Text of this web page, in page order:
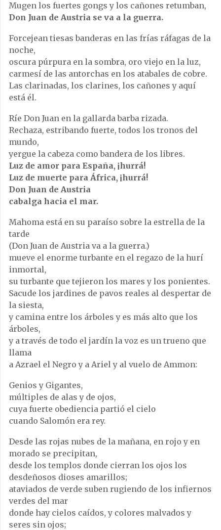
Mugen los fuertes gongs y los cañones retumban,
Don Juan de Austria se va a la guerra.
Forcejean tiesas banderas en las frías ráfagas de la
noche,
oscura púrpura en la sombra, oro viejo en la luz,
carmesí de las antorchas en los atabales de cobre.
Las clarinadas, los clarines, los cañones y aquí
está él.
Ríe Don Juan en la gallarda barba rizada.
Rechaza, estribando fuerte, todos los tronos del
mundo,
yergue la cabeza como bandera de los libres.
Luz de amor para España, ¡hurrá!
Luz de muerte para África, ¡hurrá!
Don Juan de Austria
cabalga hacia el mar.
Mahoma está en su paraíso sobre la estrella de la
tarde
(Don Juan de Austria va a la guerra.)
mueve el enorme turbante en el regazo de la hurí
inmortal,
su turbante que tejieron los mares y los ponientes.
Sacude los jardines de pavos reales al despertar de
la siesta,
y camina entre los árboles y es más alto que los
árboles,
y a través de todo el jardín la voz es un trueno que
llama
a Azrael el Negro y a Ariel y al vuelo de Ammon:
Genios y Gigantes,
múltiples de alas y de ojos,
cuya fuerte obediencia partió el cielo
cuando Salomón era rey.
Desde las rojas nubes de la mañana, en rojo y en
morado se precipitan,
desde los templos donde cierran los ojos los
desdeñosos dioses amarillos;
ataviados de verde suben rugiendo de los infiernos
verdes del mar
donde hay cielos caídos, y colores malvados y
seres sin ojos;